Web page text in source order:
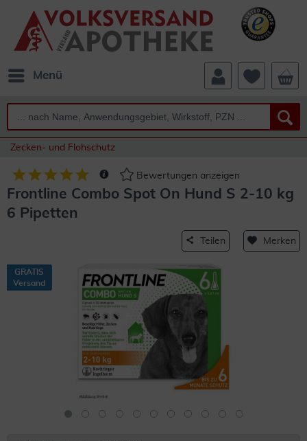
Menü
Zecken- und Flohschutz
Bewertungen anzeigen
Frontline Combo Spot On Hund S 2-10 kg
6 Pipetten
Teilen Merken
GRATIS
Versand